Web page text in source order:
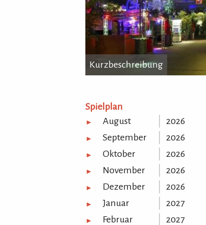
Kurzbeschreibung
Spielplan
► August 2026
► September 2026
► Oktober 2026
► November 2026
► Dezember 2026
► Januar 2027
► Februar 2027